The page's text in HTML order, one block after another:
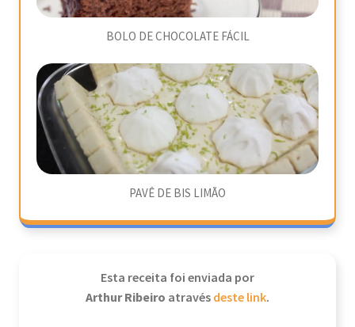
BOLO DE CHOCOLATE FÁCIL
PAVÊ DE BIS LIMÃO
Esta receita foi enviada por
Arthur Ribeiro atravésdeste link.